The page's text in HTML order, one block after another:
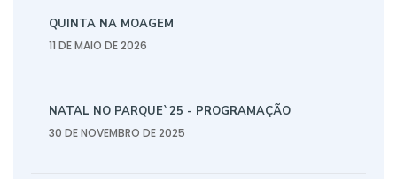
QUINTA NA MOAGEM
11 DE MAIO DE 2026
NATAL NO PARQUE`25 - PROGRAMAÇÃO
30 DE NOVEMBRO DE 2025